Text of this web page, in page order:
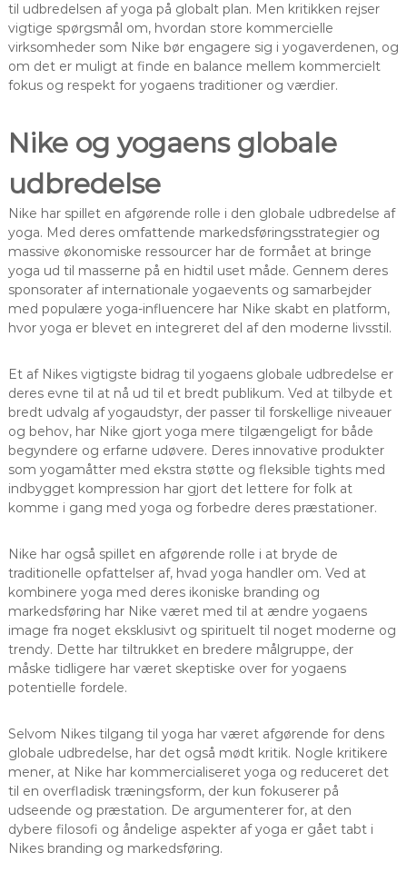
til udbredelsen af yoga på globalt plan. Men kritikken rejser
vigtige spørgsmål om, hvordan store kommercielle
virksomheder som Nike bør engagere sig i yogaverdenen, og
om det er muligt at finde en balance mellem kommercielt
fokus og respekt for yogaens traditioner og værdier.
Nike og yogaens globale
udbredelse
Nike har spillet en afgørende rolle i den globale udbredelse af
yoga. Med deres omfattende markedsføringsstrategier og
massive økonomiske ressourcer har de formået at bringe
yoga ud til masserne på en hidtil uset måde. Gennem deres
sponsorater af internationale yogaevents og samarbejder
med populære yoga-influencere har Nike skabt en platform,
hvor yoga er blevet en integreret del af den moderne livsstil.
Et af Nikes vigtigste bidrag til yogaens globale udbredelse er
deres evne til at nå ud til et bredt publikum. Ved at tilbyde et
bredt udvalg af yogaudstyr, der passer til forskellige niveauer
og behov, har Nike gjort yoga mere tilgængeligt for både
begyndere og erfarne udøvere. Deres innovative produkter
som yogamåtter med ekstra støtte og fleksible tights med
indbygget kompression har gjort det lettere for folk at
komme i gang med yoga og forbedre deres præstationer.
Nike har også spillet en afgørende rolle i at bryde de
traditionelle opfattelser af, hvad yoga handler om. Ved at
kombinere yoga med deres ikoniske branding og
markedsføring har Nike været med til at ændre yogaens
image fra noget eksklusivt og spirituelt til noget moderne og
trendy. Dette har tiltrukket en bredere målgruppe, der
måske tidligere har været skeptiske over for yogaens
potentielle fordele.
Selvom Nikes tilgang til yoga har været afgørende for dens
globale udbredelse, har det også mødt kritik. Nogle kritikere
mener, at Nike har kommercialiseret yoga og reduceret det
til en overfladisk træningsform, der kun fokuserer på
udseende og præstation. De argumenterer for, at den
dybere filosofi og åndelige aspekter af yoga er gået tabt i
Nikes branding og markedsføring.